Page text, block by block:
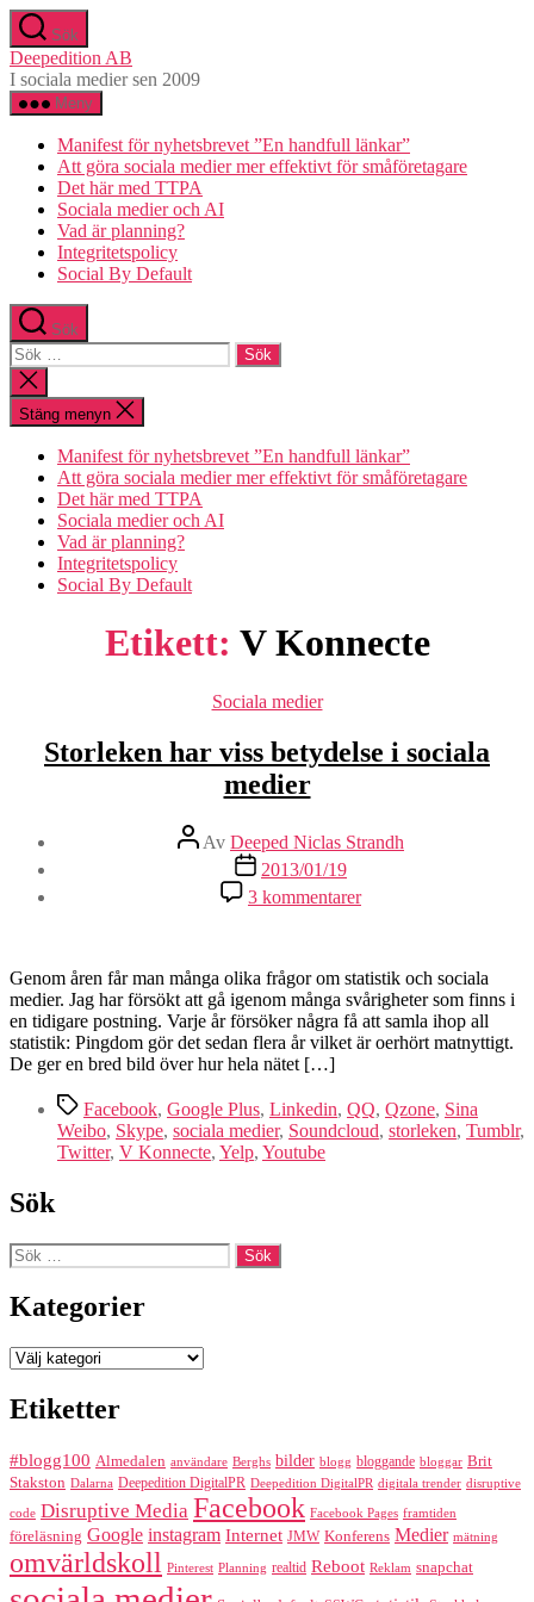
Hoppa
till
innehåll
Sök
Deepedition AB
I sociala medier sen 2009
Meny
Manifest för nyhetsbrevet ”En handfull länkar”
Att göra sociala medier mer effektivt för småföretagare
Det här med TTPA
Sociala medier och AI
Vad är planning?
Integritetspolicy
Social By Default
Sök
Sök
efter:
Stäng
sökningen
Stäng menyn
Manifest för nyhetsbrevet ”En handfull länkar”
Att göra sociala medier mer effektivt för småföretagare
Det här med TTPA
Sociala medier och AI
Vad är planning?
Integritetspolicy
Social By Default
Etikett: V Konnecte
Kategorier
Sociala medier
Storleken har viss betydelse i sociala
medier
Inläggsförfattare
Av Deeped Niclas Strandh
Inläggsdatum
2013/01/19
3 kommentarertill
Storleken
betydelse
i
sociala
medier
Genom åren får man många olika frågor om statistik och sociala
medier. Jag har försökt att gå igenom många svårigheter som finns i
en tidigare postning. Varje år försöker några få att samla ihop all
statistik: Pingdom gör det sedan flera år vilket är oerhört matnyttigt.
De ger en bred bild över hur hela nätet […]
Etiketter
Facebook, Google Plus, Linkedin, QQ, Qzone, Sina
Weibo, Skype, sociala medier, Soundcloud, storleken, Tumblr,
Twitter, V Konnecte, Yelp, Youtube
Sök
Sök
efter:
Kategorier
Kategorier
Etiketter
#blogg100 Almedalen användare Berghs bilder blogg bloggande bloggar Brit
Stakston Dalarna Deepedition DigitalPR Deepedition DigitalPR digitala trender disruptive
code Disruptive Media Facebook Facebook Pages framtiden
föreläsning Google instagram Internet JMW Konferens Medier mätning
omvärldskoll Pinterest Planning realtid Reboot Reklam snapchat